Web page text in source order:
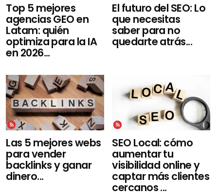
Top 5 mejores
agencias GEO en
Latam: quién
optimiza para la IA
en 2026...
El futuro del SEO: Lo
que necesitas
saber para no
quedarte atrás...
Las 5 mejores webs
para vender
backlinks y ganar
dinero...
SEO Local: cómo
aumentar tu
visibilidad online y
captar más clientes
cercanos ...